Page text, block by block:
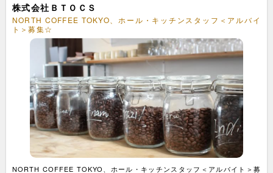
株式会社ＢＴＯＣＳ
NORTH COFFEE TOKYO、ホール・キッチンスタッフ＜アルバイ
ト＞募集☆
NORTH COFFEE TOKYO、ホール・キッチンスタッフ＜アルバイト＞募